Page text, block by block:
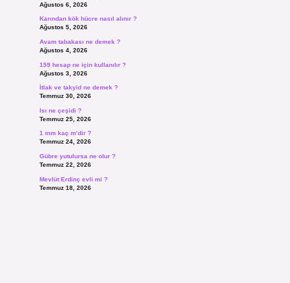
Ağustos 6, 2026
Karından kök hücre nasıl alınır ?
Ağustos 5, 2026
Avam tabakası ne demek ?
Ağustos 4, 2026
159 hesap ne için kullanılır ?
Ağustos 3, 2026
İtlak ve takyid ne demek ?
Temmuz 30, 2026
Isı ne çeşidi ?
Temmuz 25, 2026
1 mm kaç m’dir ?
Temmuz 24, 2026
Gübre yutulursa ne olur ?
Temmuz 22, 2026
Mevlüt Erdinç evli mi ?
Temmuz 18, 2026